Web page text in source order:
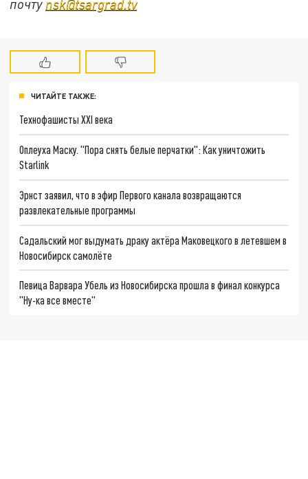
почту nsk@tsargrad.tv
ЧИТАЙТЕ ТАКЖЕ:
Технофашисты XXI века
Оплеуха Маску. "Пора снять белые перчатки": Как уничтожить
Starlink
Эрнст заявил, что в эфир Первого канала возвращаются
развлекательные программы
Садальский мог выдумать драку актёра Маковецкого в летевшем в
Новосибирск самолёте
Певица Варвара Убель из Новосибирска прошла в финал конкурса
"Ну-ка все вместе"